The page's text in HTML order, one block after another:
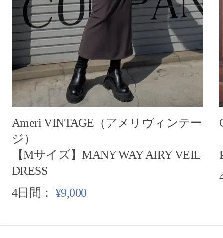
Ameri VINTAGE（アメリヴィンテー
ジ）
【Mサイズ】MANY WAY AIRY VEIL
DRESS
4日間： ¥9,000